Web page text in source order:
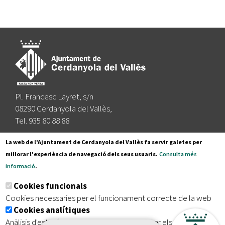
Pl. Francesc Layret, s/n
08290 Cerdanyola del Vallès,
Tel. 935 80 88 88
Segueix-nos a:
Subscriu-te al nostre butlletí
Inici | Avís legal | Protecció de dades Mapa del lloc
La web de l'Ajuntament de Cerdanyola del Vallès fa servir galetes per
millorar l'experiència de navegació dels seus usuaris. Consulta més
informació.
Cookies funcionals
Cookies necessaries per el funcionament correcte de la web
Cookies analítiques
Anàlisis d'estadístiques que permeten millorar els serveis del